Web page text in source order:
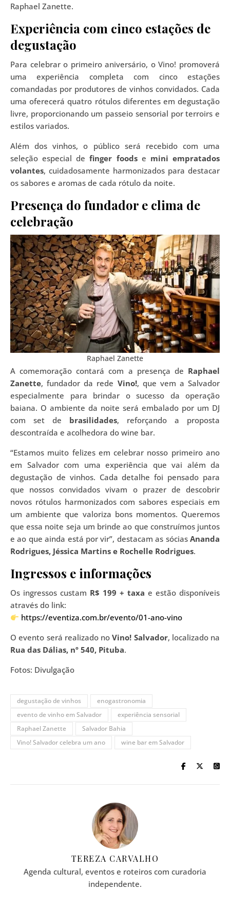
Raphael Zanette.
Experiência com cinco estações de
degustação
Para celebrar o primeiro aniversário, o Vino! promoverá
uma experiência completa com cinco estações
comandadas por produtores de vinhos convidados. Cada
uma oferecerá quatro rótulos diferentes em degustação
livre, proporcionando um passeio sensorial por terroirs e
estilos variados.
Além dos vinhos, o público será recebido com uma
seleção especial definger foodse mini empratados
volantes, cuidadosamente harmonizados para destacar
os sabores e aromas de cada rótulo da noite.
Presença do fundador e clima de
celebração
Raphael Zanette
A comemoração contará com a presença de Raphael
Zanette, fundador da rede Vino!, que vem a Salvador
especialmente para brindar o sucesso da operação
baiana. O ambiente da noite será embalado por um DJ
com set de brasilidades, reforçando a proposta
descontraída e acolhedora do wine bar.
“Estamos muito felizes em celebrar nosso primeiro ano
em Salvador com uma experiência que vai além da
degustação de vinhos. Cada detalhe foi pensado para
que nossos convidados vivam o prazer de descobrir
novos rótulos harmonizados com sabores especiais em
um ambiente que valoriza bons momentos. Queremos
que essa noite seja um brinde ao que construímos juntos
e ao que ainda está por vir”, destacam as sócias Ananda
Rodrigues, Jéssica Martins e Rochelle Rodrigues.
Ingressos e informações
Os ingressos custam R$ 199 + taxa e estão disponíveis
através do link:
https://eventiza.com.br/evento/01-ano-vino
O evento será realizado noVino! Salvador, localizado na
Rua das Dálias, nº 540, Pituba.
Fotos: Divulgação
degustação de vinhos
enogastronomia
evento de vinho em Salvador
experiência sensorial
Raphael Zanette
Salvador Bahia
Vino! Salvador celebra um ano
wine bar em Salvador
TEREZA CARVALHO
Agenda cultural, eventos e roteiros com curadoria
independente.